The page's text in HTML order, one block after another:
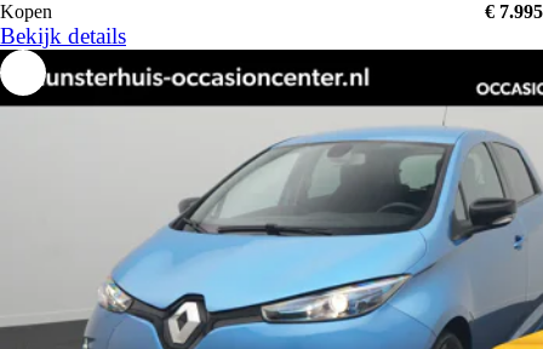
Kopen € 7.995
Bekijk details